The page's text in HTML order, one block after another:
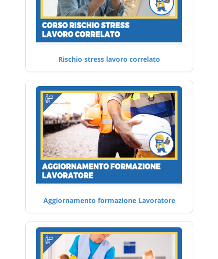
Rischio stress lavoro correlato
Aggiornamento formazione Lavoratore